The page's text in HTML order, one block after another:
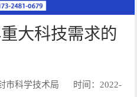
大科技需求的
市科学技术局
时间：2022-